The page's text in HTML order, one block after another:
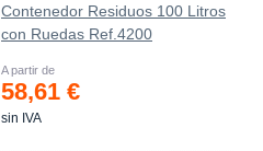
Contenedor Residuos 100 Litros
con Ruedas Ref.4200
A partir de
58,61 €
sin IVA